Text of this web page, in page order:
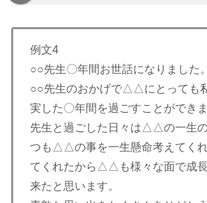
例文4
○○先生〇年間お世話になりました。
○○先生のおかげで△△にとっても
実した〇年間を過ごすことができま
先生と過ごした日々は△△の一生
つも△△の事を一生懸命考えてく
てくれたから△△も様々な面で成
来たと思います。